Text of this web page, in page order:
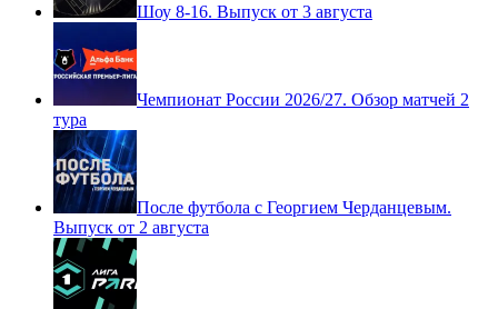
Шоу 8-16. Выпуск от 3 августа
Чемпионат России 2026/27. Обзор матчей 2
тура
После футбола с Георгием Черданцевым.
Выпуск от 2 августа